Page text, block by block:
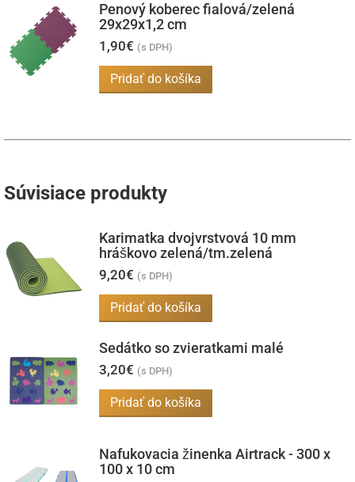
Penový koberec fialová/zelená
29x29x1,2 cm
1,90€ (s DPH)
Pridať do košíka
Súvisiace produkty
Karimatka dvojvrstvová 10 mm
hráškovo zelená/tm.zelená
9,20€ (s DPH)
Pridať do košíka
Sedátko so zvieratkami malé
3,20€ (s DPH)
Pridať do košíka
Nafukovacia žinenka Airtrack - 300 x
100 x 10 cm